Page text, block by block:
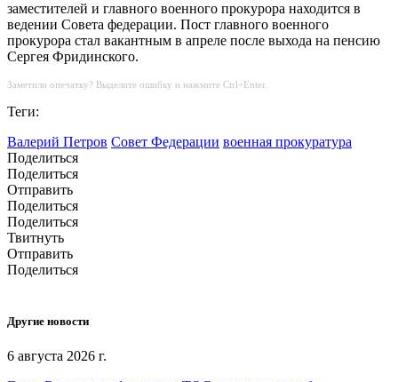
заместителей и главного военного прокурора находится в
ведении Совета федерации. Пост главного военного
прокурора стал вакантным в апреле после выхода на пенсию
Сергея Фридинского.
Заметили опечатку? Выделите ошибку и нажмите Ctrl+Enter.
Теги:
Валерий Петров Совет Федерации военная прокуратура
Поделиться
Поделиться
Отправить
Поделиться
Поделиться
Твитнуть
Отправить
Поделиться
Другие новости
6 августа 2026 г.